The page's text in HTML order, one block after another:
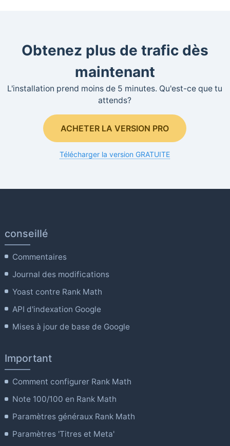
Obtenez plus de trafic dès
maintenant
L'installation prend moins de 5 minutes. Qu'est-ce que tu
attends?
ACHETER LA VERSION PRO
Télécharger la version GRATUITE
conseillé
Commentaires
Journal des modifications
Yoast contre Rank Math
API d'indexation Google
Mises à jour de base de Google
Important
Comment configurer Rank Math
Note 100/100 en Rank Math
Paramètres généraux Rank Math
Paramètres 'Titres et Meta'